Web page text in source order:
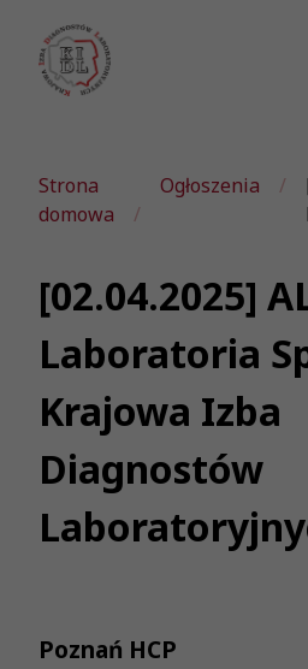
Strona
domowa
Ogłoszenia
[02.04.2025]
Laboratoria
Krajowa Izba
Diagnostów
Poznań HCP